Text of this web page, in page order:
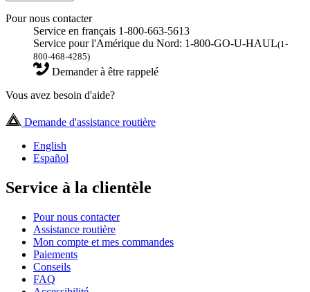
Pour nous contacter
Service en français 1-800-663-5613
Service pour l'Amérique du Nord: 1-800-GO-U-HAUL(1-
800-468-4285)
Demander à être rappelé
Vous avez besoin d'aide?
Demande d'assistance routière
English
Español
Service à la clientèle
Pour nous contacter
Assistance routière
Mon compte et mes commandes
Paiements
Conseils
FAQ